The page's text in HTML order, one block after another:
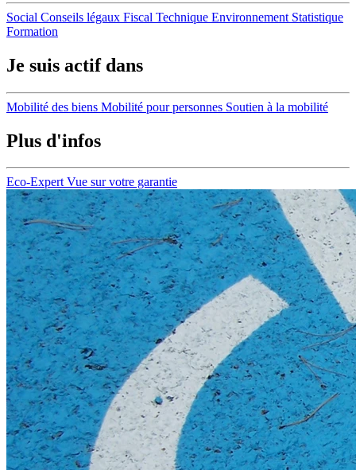
Social Conseils légaux Fiscal Technique Environnement Statistique
Formation
Je suis actif dans
Mobilité des biens Mobilité pour personnes Soutien à la mobilité
Plus d'infos
Eco-Expert Vue sur votre garantie